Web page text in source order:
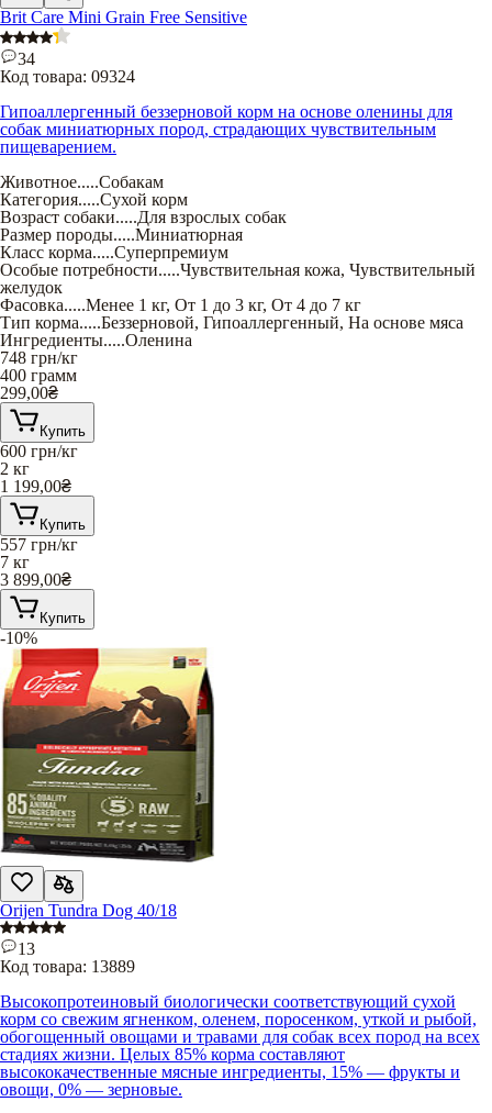
Brit Care Mini Grain Free Sensitive
34
Код товара: 09324
Гипоаллергенный беззерновой корм на основе оленины для
собак миниатюрных пород, страдающих чувствительным
пищеварением.
Животное.....Собакам
Категория.....Сухой корм
Возраст собаки.....Для взрослых собак
Размер породы.....Миниатюрная
Класс корма.....Суперпремиум
Особые потребности.....Чувствительная кожа, Чувствительный
желудок
Фасовка.....Менее 1 кг, От 1 до 3 кг, От 4 до 7 кг
Тип корма.....Беззерновой, Гипоаллергенный, На основе мяса
Ингредиенты.....Оленина
748 грн/кг
400 грамм
299,00₴
Купить
600 грн/кг
2 кг
1 199,00₴
Купить
557 грн/кг
7 кг
3 899,00₴
Купить
-10%
Orijen Tundra Dog 40/18
13
Код товара: 13889
Высокопротеиновый биологически соответствующий сухой
корм со свежим ягненком, оленем, поросенком, уткой и рыбой,
обогощенный овощами и травами для собак всех пород на всех
стадиях жизни. Целых 85% корма составляют
высококачественные мясные ингредиенты, 15% — фрукты и
овощи, 0% — зерновые.